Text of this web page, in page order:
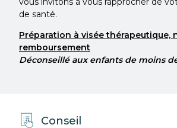
de santé.
Préparation à visée thérapeutique,
remboursement
Déconseillé aux enfants de moins
Conseil